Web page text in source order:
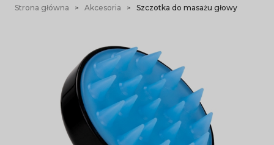
Strona główna Akcesoria Szczotka do masażu głowy